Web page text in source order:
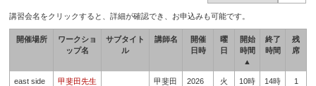
講習会名をクリックすると、詳細が確認でき、お申込みも可能です。
開催場所
ワークショ
ップ名
サブタイト
ル
講師名
開催
日時
曜
日
開始
時間
▲
終了
時間
残
席
east side
甲斐田先生
甲斐田
2026
火
10時
14時
1